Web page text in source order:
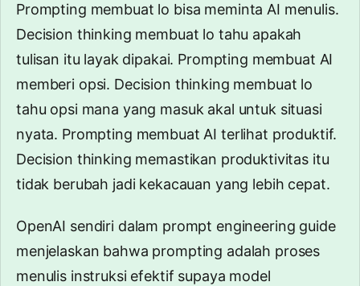
Prompting membuat lo bisa meminta AI menulis.
Decision thinking membuat lo tahu apakah
tulisan itu layak dipakai. Prompting membuat AI
memberi opsi. Decision thinking membuat lo
tahu opsi mana yang masuk akal untuk situasi
nyata. Prompting membuat AI terlihat produktif.
Decision thinking memastikan produktivitas itu
tidak berubah jadi kekacauan yang lebih cepat.
OpenAI sendiri dalam prompt engineering guide
menjelaskan bahwa prompting adalah proses
menulis instruksi efektif supaya model